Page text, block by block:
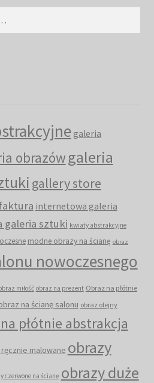
galeria
obrazów galeria
gallery store
internetowa galeria
galeria sztuki kwiaty abstrakcyjne
modne obrazy na ścianę obraz
nowoczesnego
miłość obraz na prezent Obraz na płótnie
na ścianę salonu obraz olejny
płótnie abstrakcja
malowane obrazy
czerwone na ścianę obrazy duże